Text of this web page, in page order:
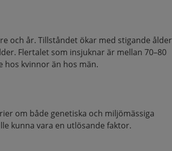
och år. Tillståndet ökar med stigande ålder
Flertalet som insjuknar är mellan 70–80
hos kvinnor än hos män.
om både genetiska och miljömässiga
kunna vara en utlösande faktor.